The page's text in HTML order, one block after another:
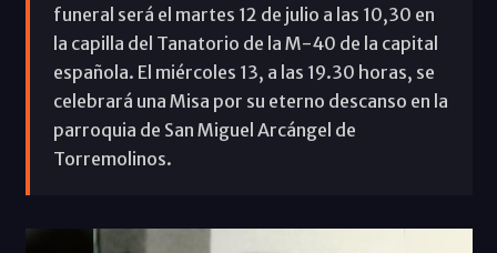
funeral será el martes 12 de julio a las 10,30 en
la capilla del Tanatorio de la M-40 de la capital
española. El miércoles 13, a las 19.30 horas, se
celebrará una Misa por su eterno descanso en la
parroquia de San Miguel Arcángel de
Torremolinos.